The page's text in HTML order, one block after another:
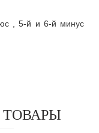
, 5-й и 6-й минус